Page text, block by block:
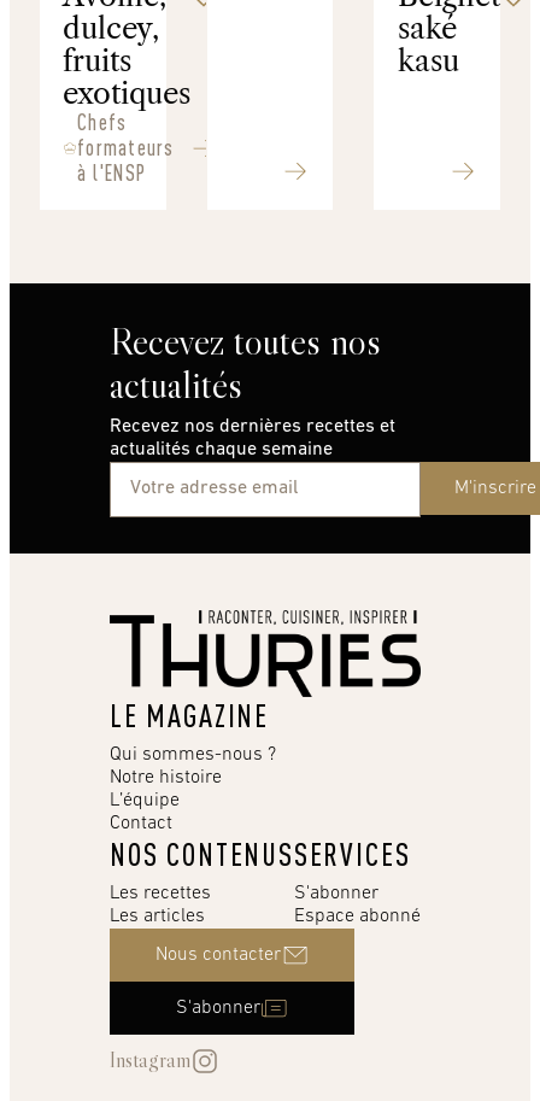
dulcey,
fruits
exotiques
Chefs
formateurs
à l'ENSP
saké
kasu
Recevez toutes nos
actualités
Recevez nos dernières recettes et
actualités chaque semaine
M'inscrire
LE MAGAZINE
Qui sommes-nous ?
Notre histoire
L’équipe
Contact
NOS CONTENUS
Les recettes
Les articles
SERVICES
S'abonner
Espace abonné
Nous contacter
S'abonner
Instagram